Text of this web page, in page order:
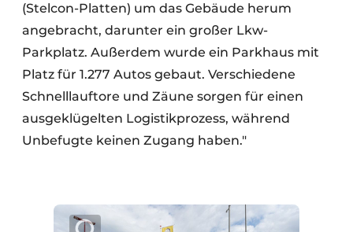
(Stelcon-Platten) um das Gebäude herum
angebracht, darunter ein großer Lkw-
Parkplatz. Außerdem wurde ein Parkhaus mit
Platz für 1.277 Autos gebaut. Verschiedene
Schnelllauftore und Zäune sorgen für einen
ausgeklügelten Logistikprozess, während
Unbefugte keinen Zugang haben."